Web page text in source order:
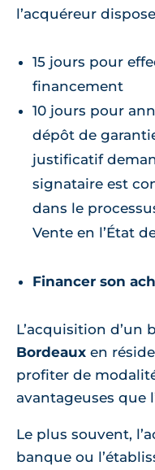
l’acquéreur
15 jours pour
financement
10 jours pour
dépôt de
justificatif
signataire est
dans le
Vente en l’État
Financer son
L’acquisition d’un
Bordeaux en
profiter de
avantageuses que
Le plus souvent,
banque ou